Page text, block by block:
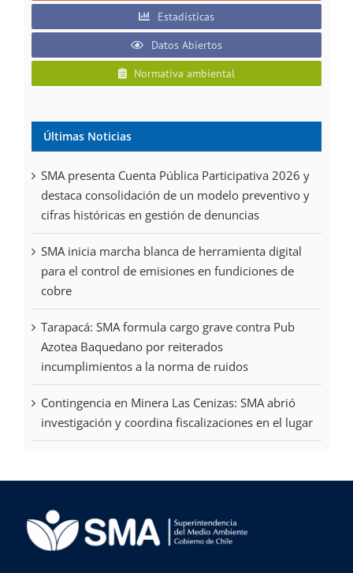
Estadísticas
Datos Abiertos
Normativa ambiental
Últimas Noticias
SMA presenta Cuenta Pública Participativa 2026 y
destaca consolidación de un modelo preventivo y
cifras históricas en gestión de denuncias
SMA inicia marcha blanca de herramienta digital
para el control de emisiones en fundiciones de
cobre
Tarapacá: SMA formula cargo grave contra Pub
Azotea Baquedano por reiterados
incumplimientos a la norma de ruidos
Contingencia en Minera Las Cenizas: SMA abrió
investigación y coordina fiscalizaciones en el lugar